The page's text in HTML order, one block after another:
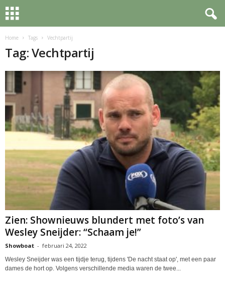
Home Tags Vechtpartij
Tag: Vechtpartij
Zien: Shownieuws blundert met foto’s van
Wesley Sneijder: “Schaam je!”
Showboat - februari 24, 2022
Wesley Sneijder was een tijdje terug, tijdens 'De nacht staat op', met een paar
dames de hort op. Volgens verschillende media waren de twee...